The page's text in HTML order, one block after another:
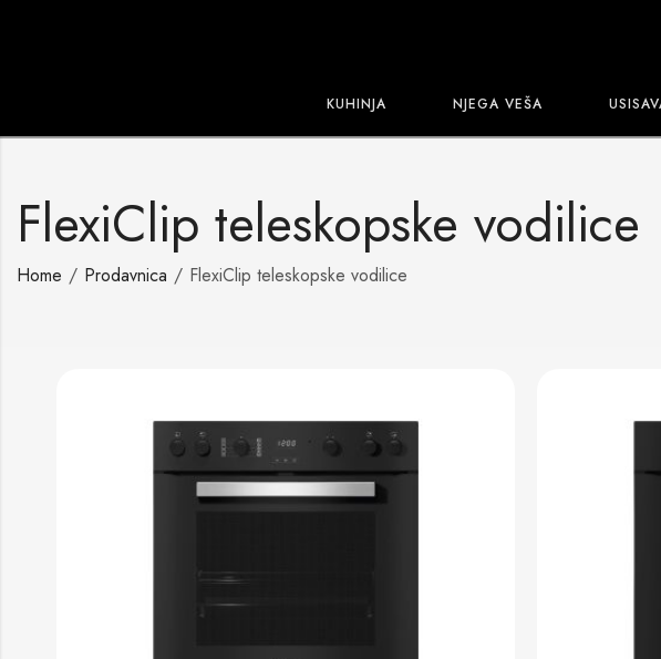
KUHINJA NJEGA VEŠA
FlexiClip teleskopske vodilice
Home Prodavnica FlexiClip teleskopske vodilice